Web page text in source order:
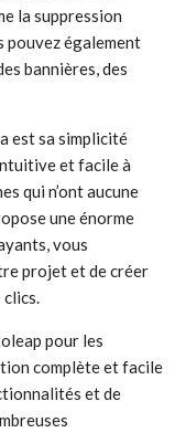
la suppression
pouvez également
bannières, des
est sa simplicité
et facile à
qui n’ont aucune
une énorme
vous
projet et de créer
clics.
pour les
complète et facile
et de